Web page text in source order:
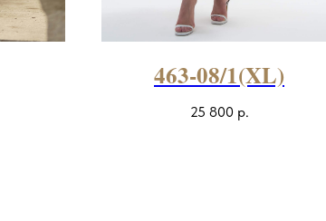
463-08/1(XL)
25 800 р.